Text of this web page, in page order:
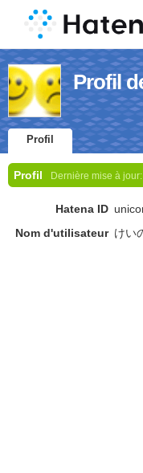
Profil
Profil
Profil Dernière mise à jour:
Hatena ID
Nom d'utilisateur けい